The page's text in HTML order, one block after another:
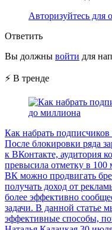
Авторизуйтесь для
Ответить
Вы должны войти для
⚡ В тренде
Как набрать
После блокировки ряда
к ВКонтакте, аудитория
превысила отметку в
ВК можно продвигать
получать доход от
более эффективно
задачи. В данной статье
эффективные способы,